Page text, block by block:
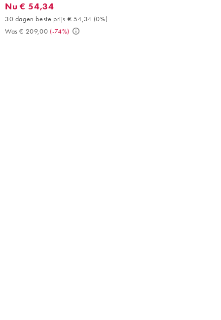
Nu € 54,34. 30 dagen beste prijs € 54,34 (0%). Was € 209,00.
Nu € 54,34
30 dagen beste prijs € 54,34 (0%)
Was € 209,00 (-74%)